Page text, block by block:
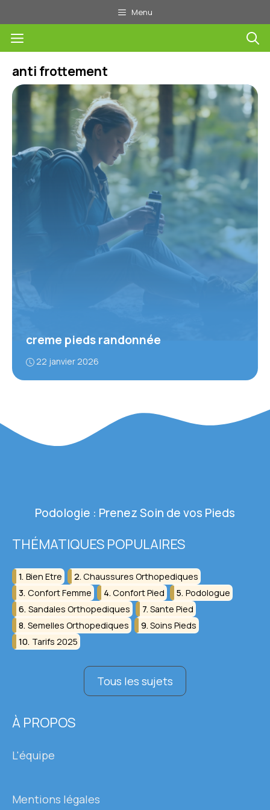
au
contenu
Menu
Menu
anti frottement
creme pieds randonnée
22 janvier 2026
THÉMATIQUES POPULAIRES
Bien Etre
Chaussures Orthopediques
Confort Femme
Confort Pied
Podologue
Sandales Orthopediques
Sante Pied
Semelles Orthopediques
Soins Pieds
Tarifs 2025
Tous les sujets
Podologie : Prenez Soin de vos Pieds
À PROPOS
L'équipe
Mentions légales